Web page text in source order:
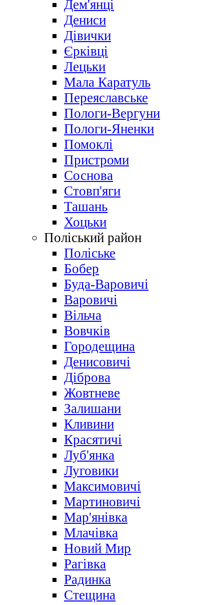
Дем'янці
Дениси
Дівички
Єрківці
Лецьки
Мала Каратуль
Переяславське
Пологи-Вергуни
Пологи-Яненки
Помоклі
Пристроми
Соснова
Стовп'яги
Ташань
Хоцьки
Поліський район
Поліське
Бобер
Буда-Варовичі
Варовичі
Вільча
Вовчків
Городещина
Денисовичі
Діброва
Жовтневе
Залишани
Кливини
Красятичі
Луб'янка
Луговики
Максимовичі
Мартиновичі
Мар'янівка
Млачівка
Новий Мир
Рагівка
Радинка
Стещина